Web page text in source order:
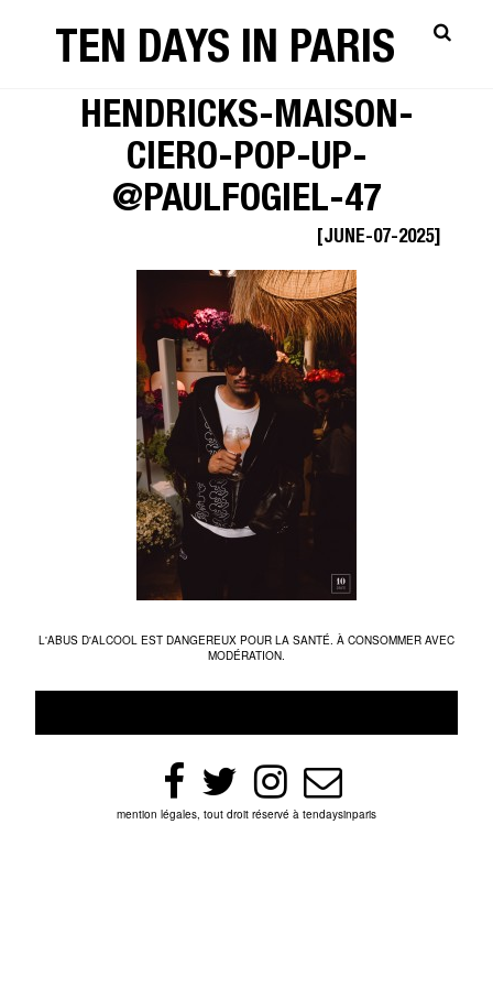
TEN DAYS IN PARIS
HENDRICKS-MAISON-
CIERO-POP-UP-
@PAULFOGIEL-47
[JUNE-07-2025]
L'ABUS D'ALCOOL EST DANGEREUX POUR LA SANTÉ. À CONSOMMER AVEC
MODÉRATION.
mention légales, tout droit réservé à tendaysinparis